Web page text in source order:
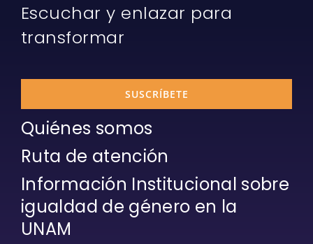
Escuchar y enlazar para
transformar
SUSCRÍBETE
Quiénes somos
Ruta de atención
Información Institucional sobre
igualdad de género en la
UNAM